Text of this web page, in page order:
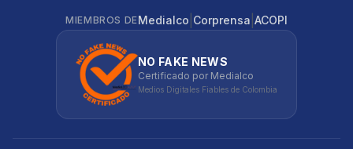
MIEMBROS DEMedialco Corprensa ACOPI
NO FAKE NEWS
Certificado por Medialco
Medios Digitales Fiables de Colombia